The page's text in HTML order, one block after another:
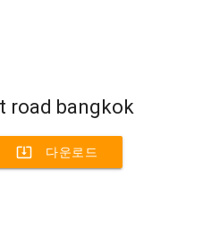
road bangkok
system_update_alt 다운로드